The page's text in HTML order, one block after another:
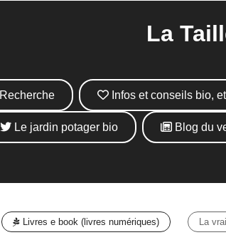
La Taille
Recherche Infos et conseils bio,
Le jardin potager bio Blog du
Livres e book (livres numériques) La